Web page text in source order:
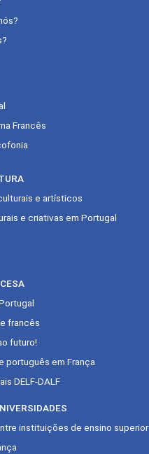
Francês
e artísticos
e criativas em Portugal
francês
futuro!
português em França
DELF-DALF
instituições de ensino superior